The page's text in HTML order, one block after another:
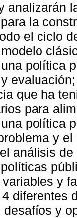
analizarán
la
el ciclo
política
que ha
para
política
y
análisis
y
diferentes
desafíos y